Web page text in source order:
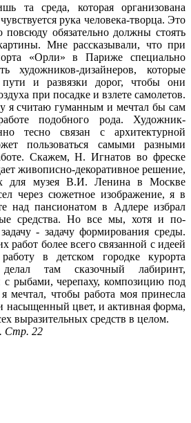
та среда, которая организована
рука человека-творца. Это
повсюду обязательно должны стоять
Мне рассказывали, что при
«Орли» в Париже специально
художников-дизайнеров, которые
пути и развязки дорог, чтобы они
при посадке и взлете самолетов.
я считаю гуманным и мечтал бы сам
подобного рода. Художник-
тесно связан с архитектурной
пользоваться самыми разными
Скажем, Н. Игнатов во фреске
живописно-декоративное решение,
для музея В.И. Ленина в Москве
через сюжетное изображение, я в
над пансионатом в Адлере избрал
средства. Но все мы, хотя и по-
- задачу формирования среды.
работ более всего связанной с идеей
в детском городке курорта
там сказочный лабиринт,
с рыбами, черепаху, композицию под
мечтал, чтобы работа моя принесла
насыщенный цвет, и активная форма,
выразительных средств в целом.
Стр. 22